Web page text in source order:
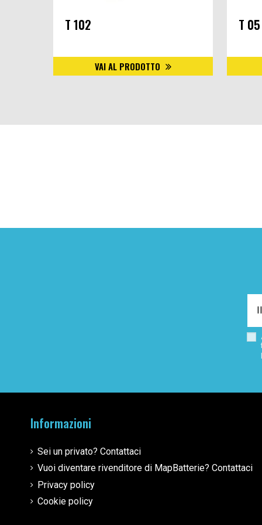
T 102
VAI AL PRODOTTO
T 05
Informazioni
Sei un privato? Contattaci
Vuoi diventare rivenditore di MapBatterie? Contattaci
Privacy policy
Cookie policy